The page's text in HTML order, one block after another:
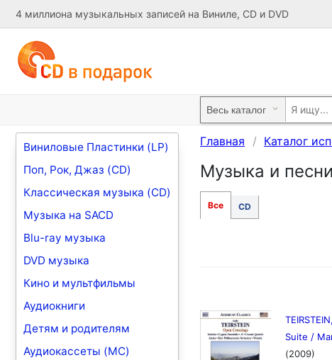
4 миллиона музыкальных записей на Виниле, CD и DVD
Виниловые Пластинки (LP)
Поп, Рок, Джаз (CD)
Классическая музыка (CD)
Музыка на SACD
Blu-ray музыка
DVD музыка
Кино и мультфильмы
Аудиокниги
Детям и родителям
Аудиокассеты (MC)
Главная Каталог
Музыка и
Все CD
Suite /
(2009)